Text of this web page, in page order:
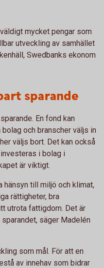
mycket pengar som
utveckling av samhället
Swedbanks ekonom
sparande
En fond kan
och branscher väljs in
väljs bort. Det kan också
i bolag i
är viktigt.
hänsyn till miljö och klimat,
rättigheter, bra
utrota fattigdom. Det är
säger Madelén
som mål. För att en
av innehav som bidrar